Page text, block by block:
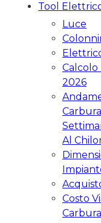
Tool
Luce
2026
Al
Costo